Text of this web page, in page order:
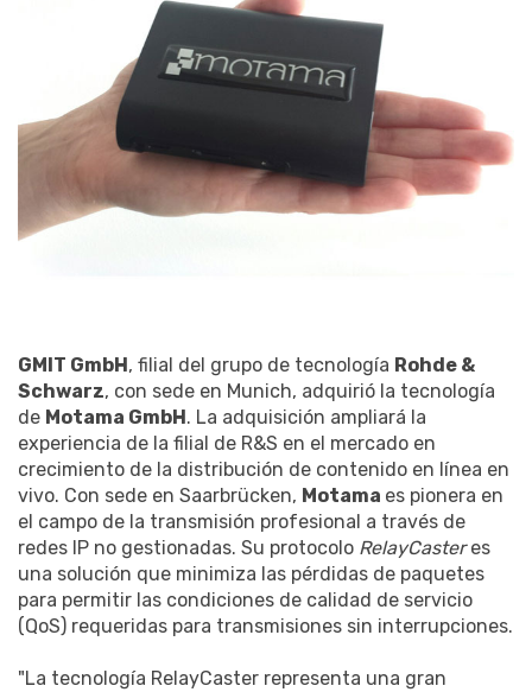
GMIT GmbH, filial del grupo de tecnología Rohde &
Schwarz, con sede en Munich, adquirió la tecnología
de Motama GmbH. La adquisición ampliará la
experiencia de la filial de R&S en el mercado en
crecimiento de la distribución de contenido en línea en
vivo. Con sede en Saarbrücken, Motama es pionera en
el campo de la transmisión profesional a través de
redes IP no gestionadas. Su protocolo RelayCasteres
una solución que minimiza las pérdidas de paquetes
para permitir las condiciones de calidad de servicio
(QoS) requeridas para transmisiones sin interrupciones.
"La tecnología RelayCaster representa una gran